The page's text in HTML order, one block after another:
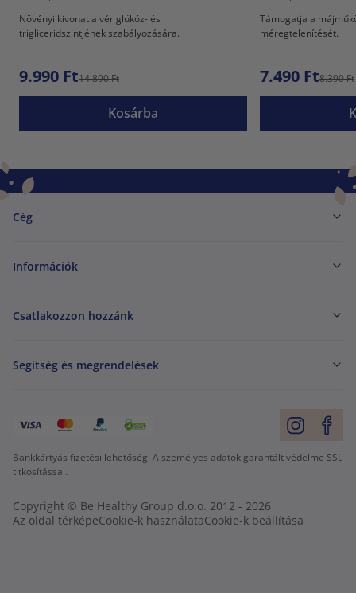
Növényi kivonat a vér glükóz- és
trigliceridszintjének szabályozására.
9.990 Ft14.890 Ft
Kosárba
Támogatja a
méregtelenítését.
7.490 Ft8.390 Ft
Cég
Információk
Csatlakozzon hozzánk
Segítség és megrendelések
Bankkártyás fizetési lehetőség. A személyes adatok garantált védelme SSL
titkosítással.
Copyright © Be Healthy Group d.o.o. 2012 - 2026
Az oldal térképeCookie-k használataCookie-k beállítása